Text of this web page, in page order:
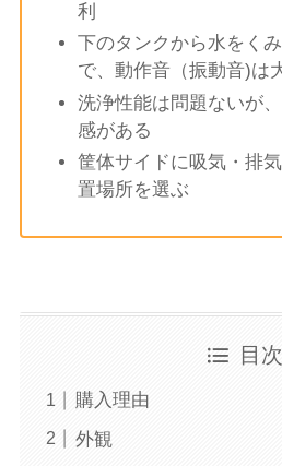
利
下のタンクから水をく
で、動作音（振動音)は
洗浄性能は問題ないが
感がある
筐体サイドに吸気・排
置場所を選ぶ
目次
購入理由
外観